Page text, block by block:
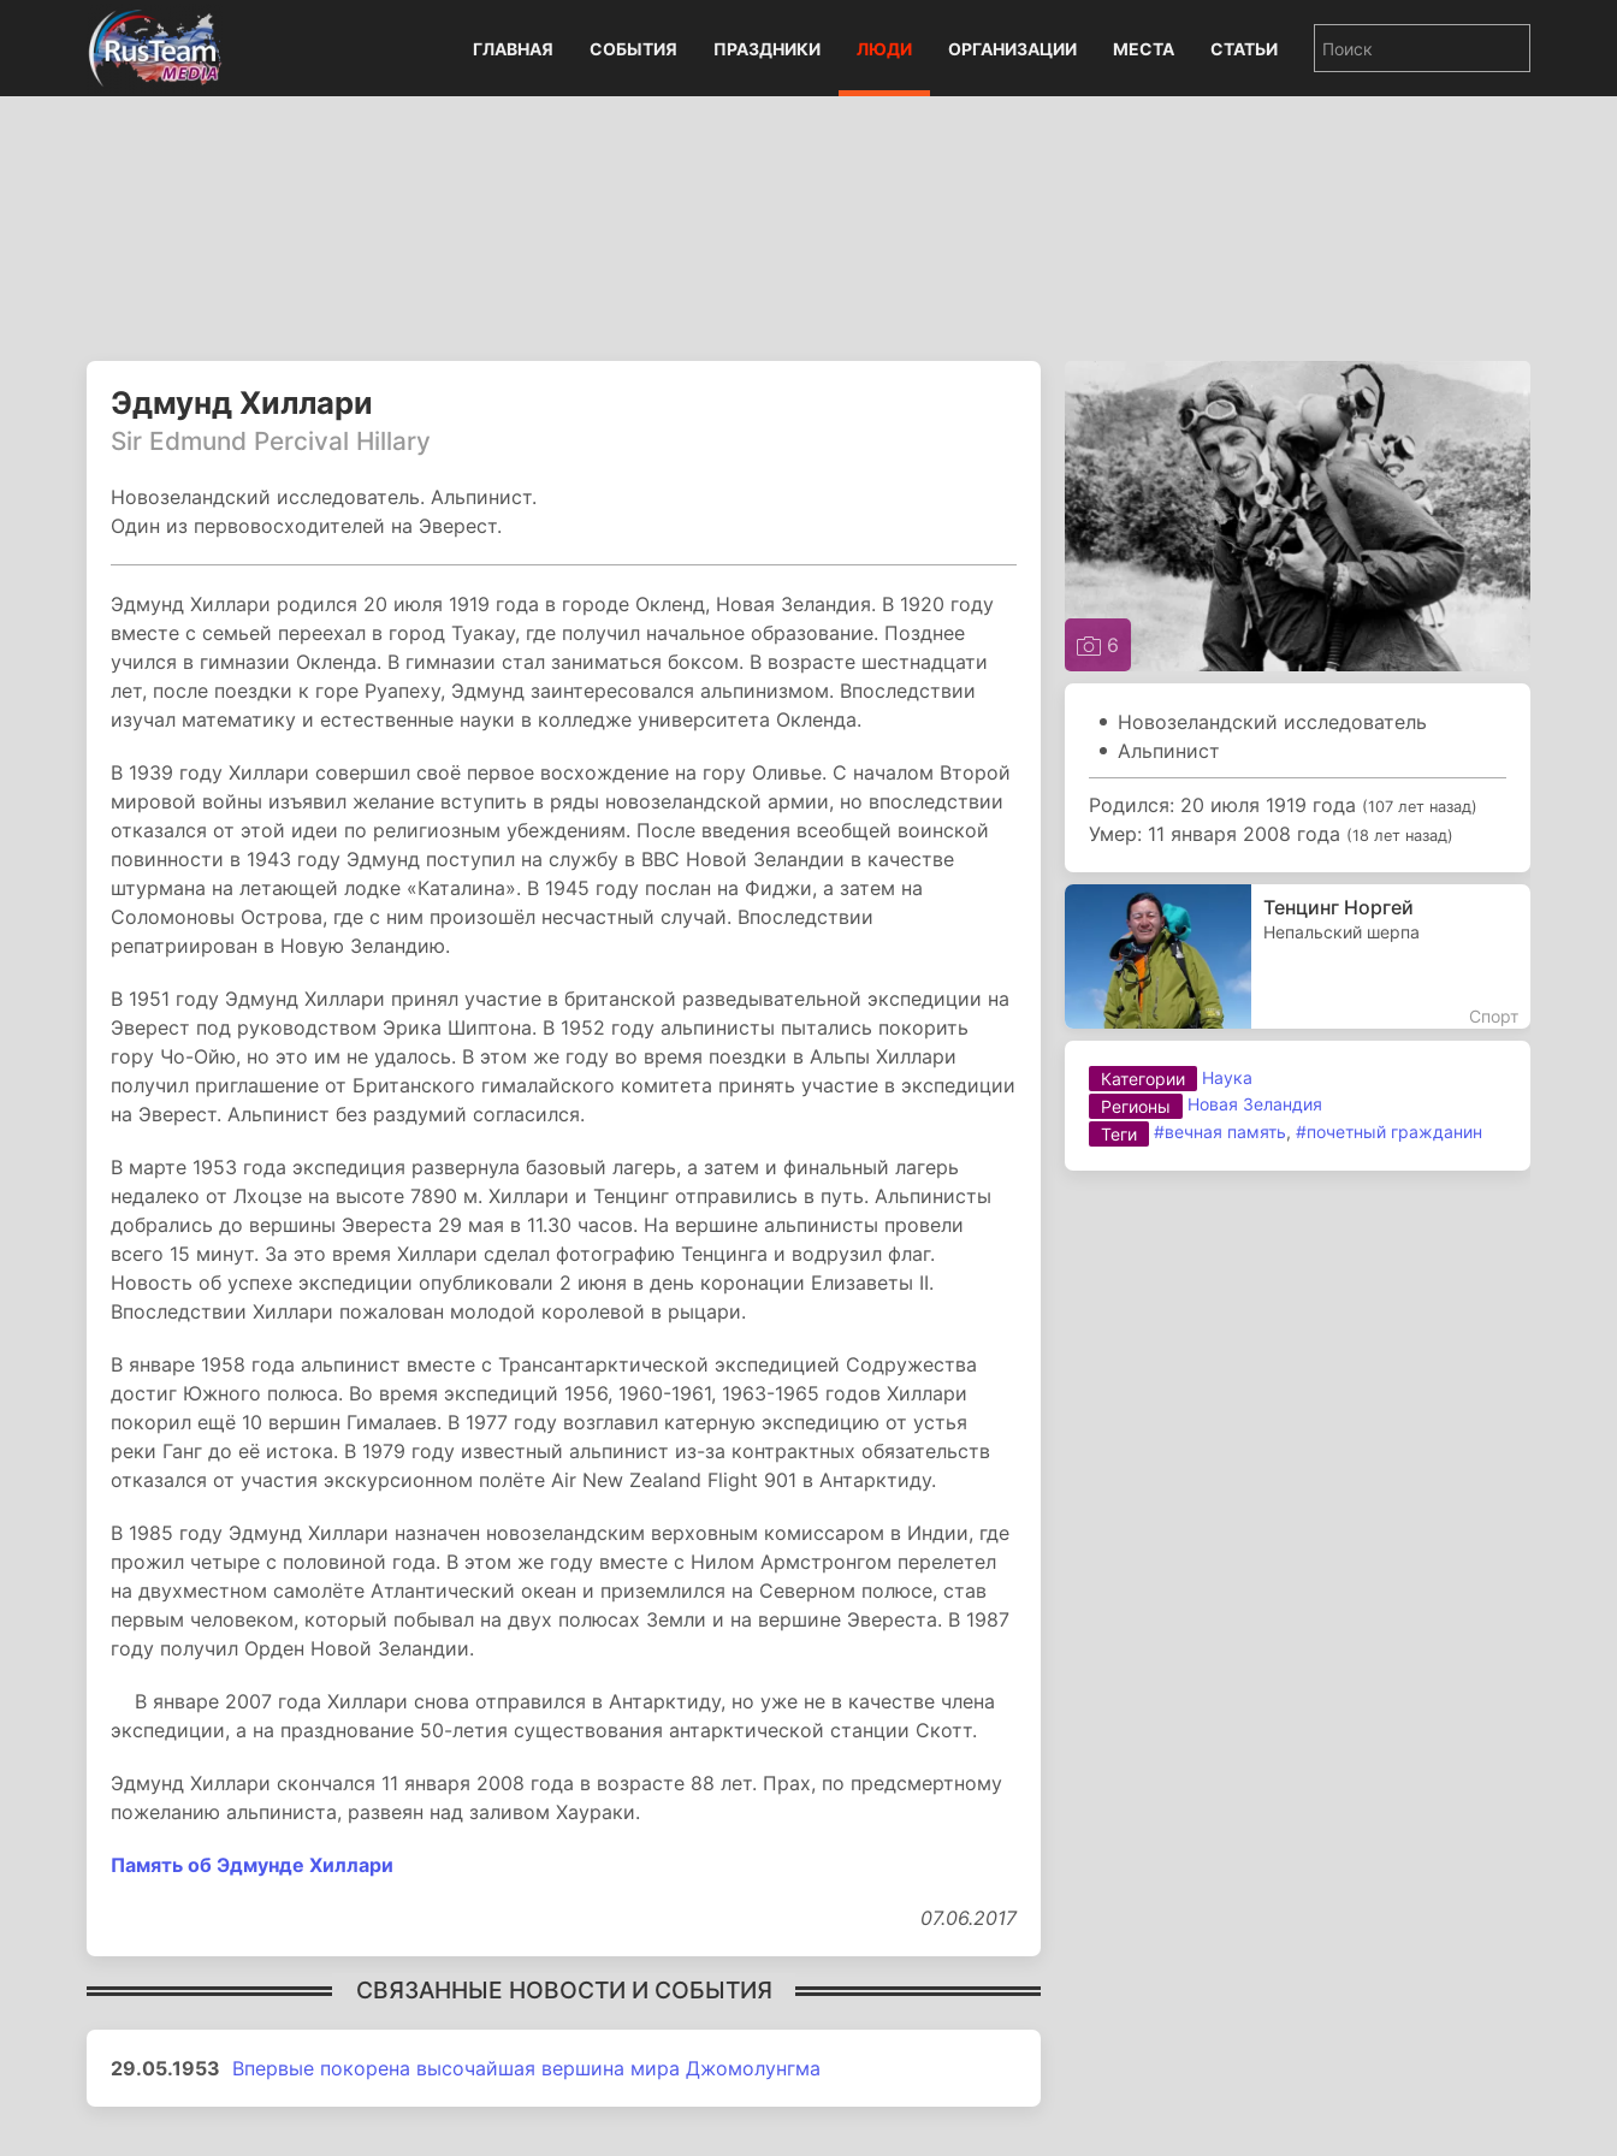
ГЛАВНАЯ СОБЫТИЯ ПРАЗДНИКИ ЛЮДИ ОРГАНИЗАЦИИ МЕСТА СТАТЬИ
Эдмунд Хиллари
Sir Edmund Percival Hillary
Новозеландский исследователь. Альпинист.
Один из первовосходителей на Эверест.
Эдмунд Хиллари родился 20 июля 1919 года в городе Окленд, Новая Зеландия. В 1920 году
вместе с семьей переехал в город Туакау, где получил начальное образование. Позднее
учился в гимназии Окленда. В гимназии стал заниматься боксом. В возрасте шестнадцати
лет, после поездки к горе Руапеху, Эдмунд заинтересовался альпинизмом. Впоследствии
изучал математику и естественные науки в колледже университета Окленда.
В 1939 году Хиллари совершил своё первое восхождение на гору Оливье. С началом Второй
мировой войны изъявил желание вступить в ряды новозеландской армии, но впоследствии
отказался от этой идеи по религиозным убеждениям. После введения всеобщей воинской
повинности в 1943 году Эдмунд поступил на службу в ВВС Новой Зеландии в качестве
штурмана на летающей лодке «Каталина». В 1945 году послан на Фиджи, а затем на
Соломоновы Острова, где с ним произошёл несчастный случай. Впоследствии
репатриирован в Новую Зеландию.
В 1951 году Эдмунд Хиллари принял участие в британской разведывательной экспедиции на
Эверест под руководством Эрика Шиптона. В 1952 году альпинисты пытались покорить
гору Чо-Ойю, но это им не удалось. В этом же году во время поездки в Альпы Хиллари
получил приглашение от Британского гималайского комитета принять участие в экспедиции
на Эверест. Альпинист без раздумий согласился.
В марте 1953 года экспедиция развернула базовый лагерь, а затем и финальный лагерь
недалеко от Лхоцзе на высоте 7890 м. Хиллари и Тенцинг отправились в путь. Альпинисты
добрались до вершины Эвереста 29 мая в 11.30 часов. На вершине альпинисты провели
всего 15 минут. За это время Хиллари сделал фотографию Тенцинга и водрузил флаг.
Новость об успехе экспедиции опубликовали 2 июня в день коронации Елизаветы II.
Впоследствии Хиллари пожалован молодой королевой в рыцари.
В январе 1958 года альпинист вместе с Трансантарктической экспедицией Содружества
достиг Южного полюса. Во время экспедиций 1956, 1960-1961, 1963-1965 годов Хиллари
покорил ещё 10 вершин Гималаев. В 1977 году возглавил катерную экспедицию от устья
реки Ганг до её истока. В 1979 году известный альпинист из-за контрактных обязательств
отказался от участия экскурсионном полёте Air New Zealand Flight 901 в Антарктиду.
В 1985 году Эдмунд Хиллари назначен новозеландским верховным комиссаром в Индии, где
прожил четыре с половиной года. В этом же году вместе с Нилом Армстронгом перелетел
на двухместном самолёте Атлантический океан и приземлился на Северном полюсе, став
первым человеком, который побывал на двух полюсах Земли и на вершине Эвереста. В 1987
году получил Орден Новой Зеландии.
В январе 2007 года Хиллари снова отправился в Антарктиду, но уже не в качестве члена
экспедиции, а на празднование 50-летия существования антарктической станции Скотт.
Эдмунд Хиллари скончался 11 января 2008 года в возрасте 88 лет. Прах, по предсмертному
пожеланию альпиниста, развеян над заливом Хаураки.
Память об Эдмунде Хиллари
07.06.2017
СВЯЗАННЫЕ НОВОСТИ И СОБЫТИЯ
29.05.1953 Впервые покорена высочайшая вершина мира Джомолунгма
6
Новозеландский исследователь
Альпинист
Родился: 20 июля 1919 года (107 лет назад)
Умер: 11 января 2008 года (18 лет назад)
Тенцинг Норгей
Непальский шерпа
Спорт
Категории
Наука
Регионы
Новая Зеландия
Теги
#вечная память,#почетный гражданин